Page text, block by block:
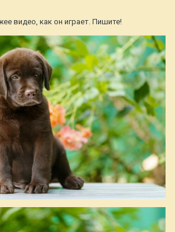
видео, как он играет. Пишите!